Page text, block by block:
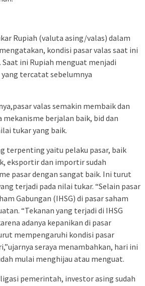
Rupiah (valuta asing/valas) dalam
kondisi pasar valas saat ini
ini Rupiah menguat menjadi
yang tercatat sebelumnya
valas semakin membaik dan
berjalan baik, bid dan
tukar yang baik.
terpenting yaitu pelaku pasar, baik
eksportir dan importir sudah
pasar dengan sangat baik. Ini turut
terjadi pada nilai tukar. “Selain pasar
Gabungan (IHSG) di pasar saham
“Tekanan yang terjadi di IHSG
adanya kepanikan di pasar
mempengaruhi kondisi pasar
seraya menambahkan, hari ini
mulai menghijau atau menguat.
pemerintah, investor asing sudah